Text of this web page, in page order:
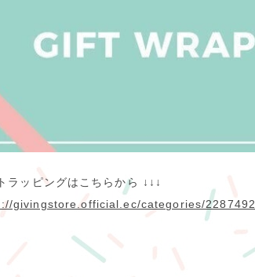
ラッピングはこちらから ↓↓↓
givingstore.official.ec/categories/2287492